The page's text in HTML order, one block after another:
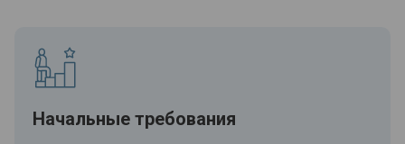
Начальные требования